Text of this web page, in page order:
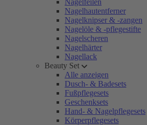
Nagelfeilen
Nagelhautentferner
Nagelknipser & -zangen
Nagelöle & -pflegestifte
Nagelscheren
Nagelhärter
Nagellack
Beauty Set
Alle anzeigen
Dusch- & Badesets
Fußpflegesets
Geschenksets
Hand- & Nagelpflegesets
Körperpflegesets